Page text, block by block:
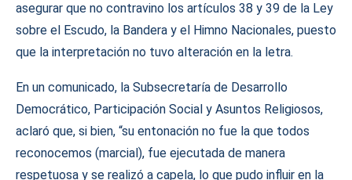
asegurar que no contravino los artículos 38 y 39 de la Ley
sobre el Escudo, la Bandera y el Himno Nacionales, puesto
que la interpretación no tuvo alteración en la letra.
En un comunicado, la Subsecretaría de Desarrollo
Democrático, Participación Social y Asuntos Religiosos,
aclaró que, si bien, “su entonación no fue la que todos
reconocemos (marcial), fue ejecutada de manera
respetuosa y se realizó a capela, lo que pudo influir en la